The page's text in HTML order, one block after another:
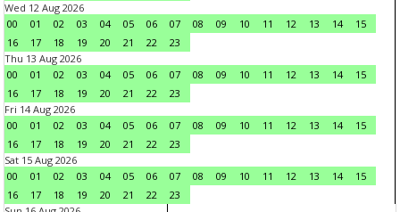
Wed 12 Aug 2026
00
01 02 03 04 05 06 07 08 09 10 11 12 13 14
15
16
17 18 19 20 21 22
23
Thu 13 Aug 2026
00
01 02 03 04 05 06 07 08 09 10 11 12 13 14
15
16
17 18 19 20 21 22
23
Fri 14 Aug 2026
00
01 02 03 04 05 06 07 08 09 10 11 12 13 14
15
16
17 18 19 20 21 22
23
Sat 15 Aug 2026
00
01 02 03 04 05 06 07 08 09 10 11 12 13 14
15
16
17 18 19 20 21 22
23